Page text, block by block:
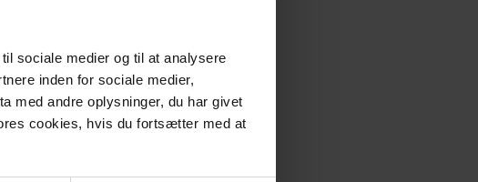
sociale medier og til at analysere
inden for sociale medier,
med andre oplysninger, du har givet
cookies, hvis du fortsætter med at